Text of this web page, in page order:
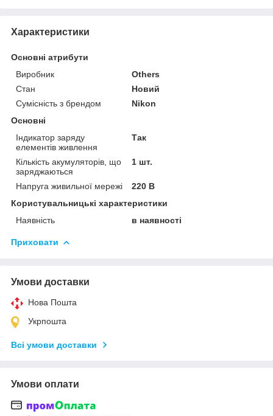
Характеристики
Основні атрибути
Виробник
Others
Стан
Новий
Сумісність з брендом
Nikon
Основні
Індикатор заряду
елементів живлення
Так
Кількість акумуляторів, що
заряджаються
1 шт.
Напруга живильної мережі
220 В
Користувальницькі характеристики
Наявність
в наявності
Приховати
Умови доставки
Нова Пошта
Укрпошта
Всі умови доставки
Умови оплати